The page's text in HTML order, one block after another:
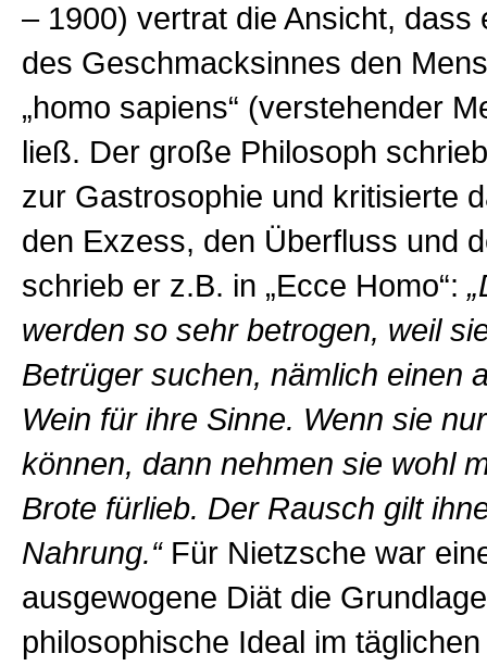
– 1900) vertrat die Ansicht, dass
des Geschmacksinnes den
„homo sapiens“ (verstehender
ließ. Der große Philosoph
zur Gastrosophie und kritisierte
den Exzess, den Überfluss und
schrieb er z.B. in „Ecce Homo“:
werden so sehr betrogen, weil
Betrüger suchen, nämlich einen
Wein für ihre Sinne. Wenn sie
können, dann nehmen sie wohl
Brote fürlieb. Der Rausch gilt
Nahrung.“Für Nietzsche war
ausgewogene Diät die
philosophische Ideal im